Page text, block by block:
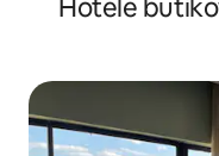
Hotele